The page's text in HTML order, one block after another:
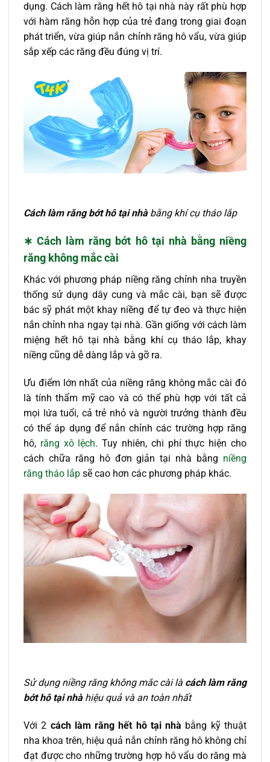
dụng. Cách làm răng hết hô tại nhà này rất phù hợp
với hàm răng hỗn hợp của trẻ đang trong giai đoạn
phát triển, vừa giúp nắn chỉnh răng hô vẩu, vừa giúp
sắp xếp các răng đều đúng vị trí.
Cách làm răng bớt hô tại nhàbằng khí cụ tháo lắp
∗ Cách làm răng bớt hô tại nhà bằng niềng
răng không mắc cài
Khác với phương pháp niềng răng chỉnh nha truyền
thống sử dụng dây cung và mắc cài, bạn sẽ được
bác sỹ phát một khay niềng để tự đeo và thực hiện
nắn chỉnh nha ngay tại nhà. Gần giống với cách làm
miệng hết hô tại nhà bằng khí cụ tháo lắp, khay
niềng cũng dễ dàng lắp và gỡ ra.
Ưu điểm lớn nhất của niềng răng không mắc cài đó
là tính thẩm mỹ cao và có thể phù hợp với tất cả
mọi lứa tuổi, cả trẻ nhỏ và người trưởng thành đều
có thể áp dụng để nắn chỉnh các trường hợp răng
hô, răng xô lệch. Tuy nhiên, chi phí thực hiện cho
cách chữa răng hô đơn giản tại nhà bằng niềng
răng tháo lắp sẽ cao hơn các phương pháp khác.
Sử dụng niềng răng không mắc cài là cách làm răng
bớt hô tại nhàhiệu quả và an toàn nhất
Với 2 cách làm răng hết hô tại nhà bằng kỹ thuật
nha khoa trên, hiệu quả nắn chỉnh răng hô không chỉ
đạt được cho những trường hợp hô vẩu do răng mà